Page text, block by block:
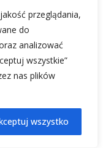
przeglądania,
do
analizować
wszystkie”
nas plików
wszystko